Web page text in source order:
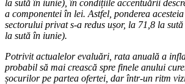
la sută în iunie), în condițiile accentuării
a componentei în lei. Astfel, ponderea
sectorului privat s-a redus ușor, la 71,8 la
la sută în iunie).
Potrivit actualelor evaluări, rata anuală a
probabil să mai crească spre finele anului
șocurilor pe partea ofertei, dar într-un ritm